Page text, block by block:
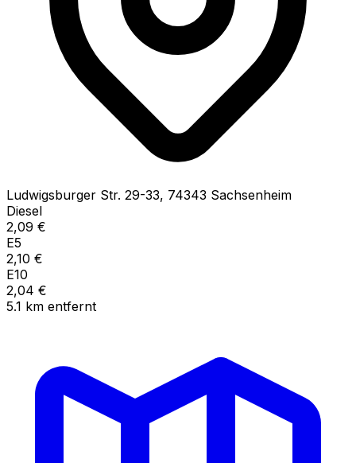
Ludwigsburger Str. 29-33, 74343 Sachsenheim
Diesel
2,09 €
E5
2,10 €
E10
2,04 €
5.1 km entfernt